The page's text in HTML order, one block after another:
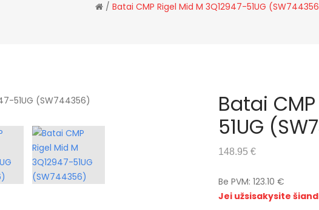
/ Batai CMP Rigel Mid M 3Q12947-51UG
Batai
51UG
148.95 €
Be PVM: 123.10 €
Jei užsisakysite